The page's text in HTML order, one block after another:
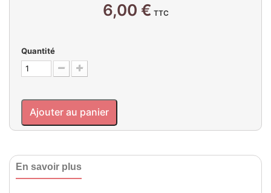
6,00 € TTC
Quantité
Ajouter au panier
En savoir plus